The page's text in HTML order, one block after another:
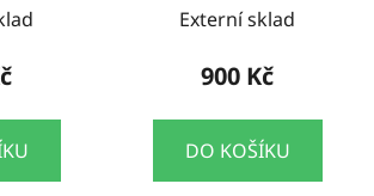
Externí sklad
900 Kč
DO KOŠÍKU